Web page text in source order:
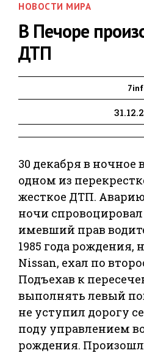
НОВОСТИ МИРА
В Печоре
ДТП
30 декабря в ночное
одном из
жесткое ДТП.
ночи
имевший прав
1985 года рождения,
Nissan, ехал по
Подъехав к
выполнять левый
не уступил дорогу
поду управлением
рождения.